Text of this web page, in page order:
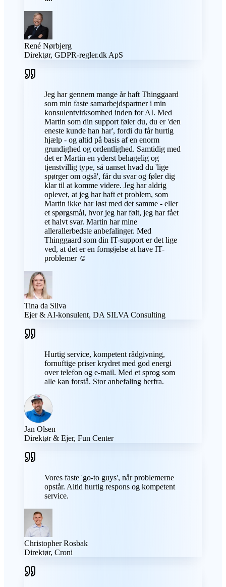
René Nørbjerg
Direktør, GDPR-regler.dk ApS
Jeg har gennem mange år haft Thinggaard
som min faste samarbejdspartner i min
konsulentvirksomhed inden for AI. Med
Martin som din support føler du, du er 'den
eneste kunde han har', fordi du får hurtig
hjælp - og altid på basis af en enorm
grundighed og ordentlighed. Samtidig med
det er Martin en yderst behagelig og
tjenstvillig type, så uanset hvad du 'lige
spørger om også', får du svar og føler dig
klar til at komme videre. Jeg har aldrig
oplevet, at jeg har haft et problem, som
Martin ikke har løst med det samme - eller
et spørgsmål, hvor jeg har følt, jeg har fået
et halvt svar. Martin har mine
allerallerbedste anbefalinger. Med
Thinggaard som din IT-support er det lige
ved, at det er en fornøjelse at have IT-
problemer ☺️
Tina da Silva
Ejer & AI-konsulent, DA SILVA Consulting
Hurtig service, kompetent rådgivning,
fornuftige priser krydret med god energi
over telefon og e-mail. Med et sprog som
alle kan forstå. Stor anbefaling herfra.
Jan Olsen
Direktør & Ejer, Fun Center
Vores faste 'go-to guys', når problemerne
opstår. Altid hurtig respons og kompetent
service.
Christopher Rosbak
Direktør, Croni